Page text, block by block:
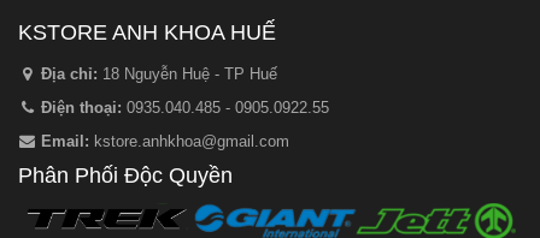
KSTORE ANH KHOA HUẾ
Địa chỉ: 18 Nguyễn Huệ - TP Huế
Điện thoại: 0935.040.485 - 0905.0922.55
Email: kstore.anhkhoa@gmail.com
Phân Phối Độc Quyền